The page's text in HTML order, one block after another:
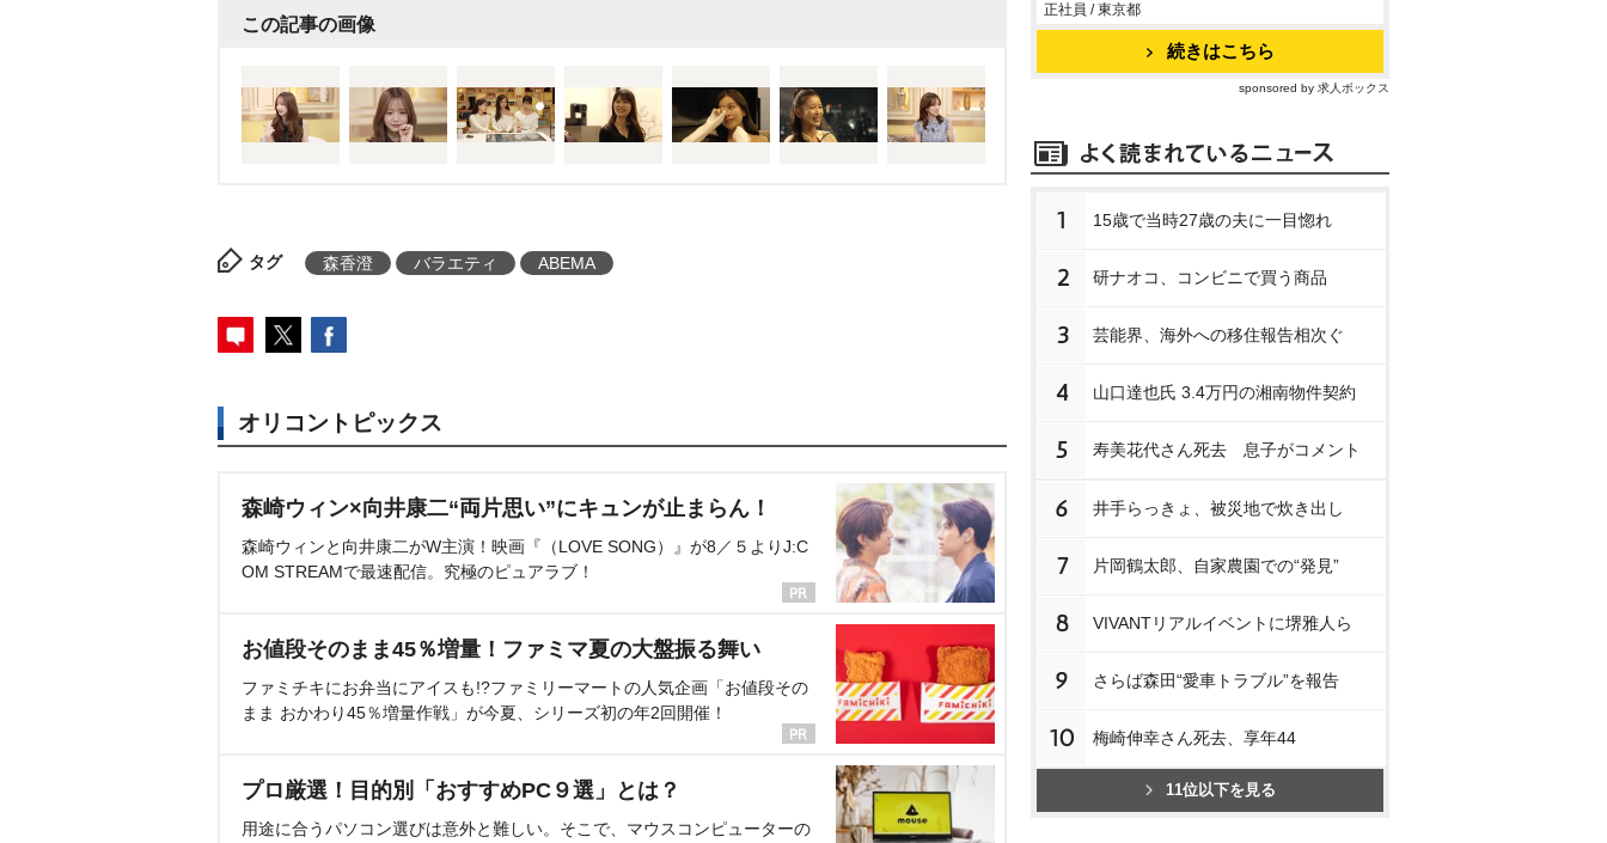
この記事の画像
タグ 森香澄 バラエティ ABEMA
オリコントピックス
森崎ウィン×向井康二“両片思い”にキュンが止まらん！
森崎ウィンと向井康二がW主演！映画『（LOVE SONG）』が8／５よりJ:C
OM STREAMで最速配信。究極のピュアラブ！
お値段そのまま45％増量！ファミマ夏の大盤振る舞い
ファミチキにお弁当にアイスも!?ファミリーマートの人気企画「お値段その
まま おかわり45％増量作戦」が今夏、シリーズ初の年2回開催！
プロ厳選！目的別「おすすめPC９選」とは？
用途に合うパソコン選びは意外と難しい。そこで、マウスコンピューターの
正社員 / 東京都
続きはこちら
sponsored by 求人ボックス
1 15歳で当時27歳の夫に一目惚れ
2 研ナオコ、コンビニで買う商品
3 芸能界、海外への移住報告相次ぐ
4 山口達也氏 3.4万円の湘南物件契約
5 寿美花代さん死去 息子がコメント
6 井手らっきょ、被災地で炊き出し
7 片岡鶴太郎、自家農園での“発見”
8 VIVANTリアルイベントに堺雅人ら
9 さらば森田“愛車トラブル”を報告
10 梅崎伸幸さん死去、享年44
11位以下を見る